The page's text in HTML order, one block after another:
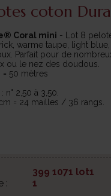
coton
Coral mini - Lot 8
warme taupe, light
Parfait pour de
ou le nez des doudous.
50 mètres
2,50 à 3,50.
= 24 mailles / 36 rangs.
399 1071 lot1
:
1